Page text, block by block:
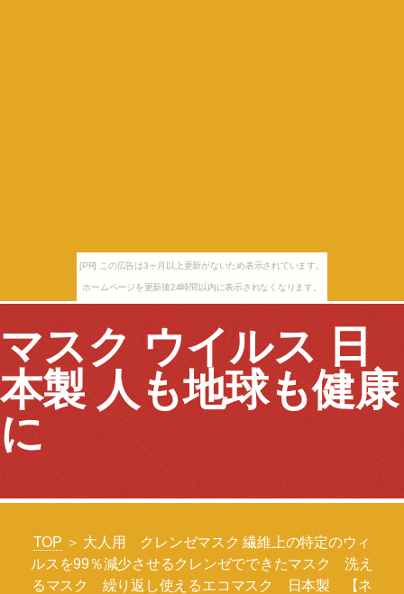
[PR] この広告は3ヶ月以上更新がないため表示されています。
ホームページを更新後24時間以内に表示されなくなります。
マスク ウイルス 日
本製 人も地球も健康
に
TOP ＞ 大人用 クレンゼマスク 繊維上の特定のウィ
ルスを99％減少させるクレンゼでできたマスク 洗え
るマスク 繰り返し使えるエコマスク 日本製 【ネ